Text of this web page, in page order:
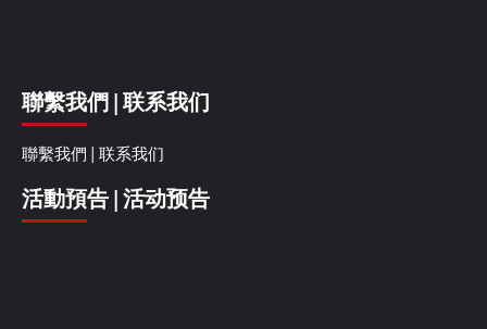
聯繫我們 | 联系我们
聯繫我們 | 联系我们
活動預告 | 活动预告